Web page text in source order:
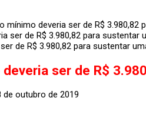
mínimo deveria ser de R$
de R$ 3.980,82 para sustentar
ser de R$
de outubro de 2019